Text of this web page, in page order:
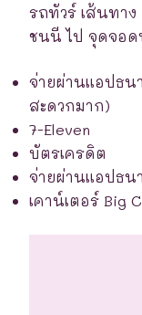
รถทัวร์ เส้นทา
ชนนี ไป จุดจอด
จ่ายผ่านแอปธน
สะดวกมาก)
7-Eleven
บัตรเครดิต
จ่ายผ่านแอปธน
เคาน์เตอร์ Big C